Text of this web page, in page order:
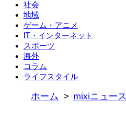
社会
地域
ゲーム・アニメ
IT・インターネット
スポーツ
海外
コラム
ライフスタイル
ホーム mixiニュース